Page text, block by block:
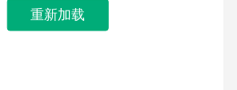
重新加载